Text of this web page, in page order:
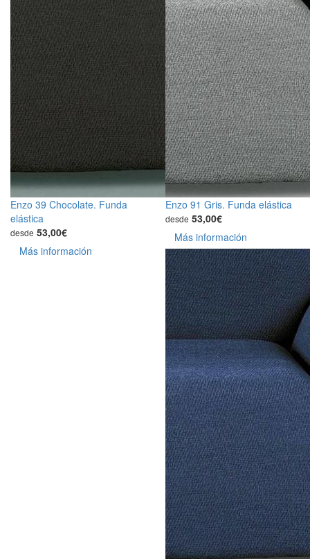
Enzo 39 Chocolate. Funda
elástica
desde 53,00€
Más información
Enzo 91 Gris. Funda elástica
desde 53,00€
Más información